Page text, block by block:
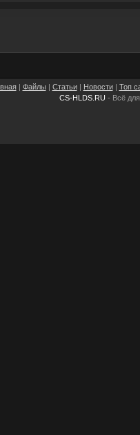
| Файлы | Статьи| Новости| Топ
CS-HLDS.RU - Всё